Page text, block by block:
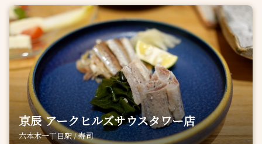
京辰 アークヒルズサウスタワー店
六本木一丁目駅 / 寿司